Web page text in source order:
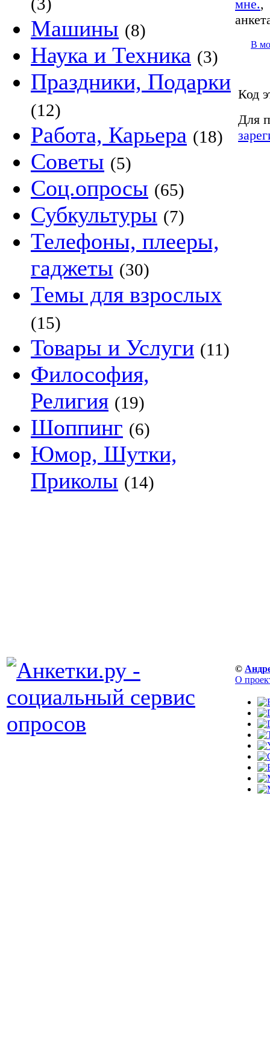
Машины (8)
Наука и Техника (3)
Праздники, Подарки
(12)
Работа, Карьера (18)
Советы (5)
Соц.опросы (65)
Субкультуры (7)
Телефоны, плееры,
гаджеты (30)
Темы для взрослых
(15)
Товары и Услуги (11)
Философия,
Религия (19)
Шоппинг (6)
Юмор, Шутки,
Приколы (14)
мне.
В
Код
Для
©
О